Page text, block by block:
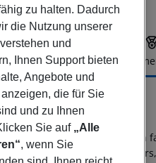
Hospitality Group ist
Restaurants und
zu halten. Dadurch
die Nutzung unserer
und
Ihnen Support bieten
Angebote und
die für Sie
und zu Ihnen
Sie auf „Alle
, wenn Sie